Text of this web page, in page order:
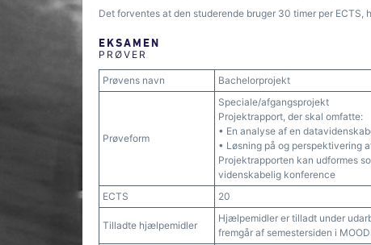
Det forventes at den studerende bruger 30 timer per
EKSAMEN
PRØVER
Prøvens navn Bachelorprojekt
Prøveform
Speciale/afgangsprojekt
Projektrapport, der skal omfatte:
• En analyse af en
• Løsning på og perspektivering
Projektrapporten kan udformes
videnskabelig konference
ECTS
20
Tilladte hjælpemidler
Hjælpemidler er tilladt under
fremgår af semestersiden i